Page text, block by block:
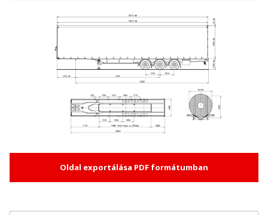
Oldal exportálása PDF formátumban